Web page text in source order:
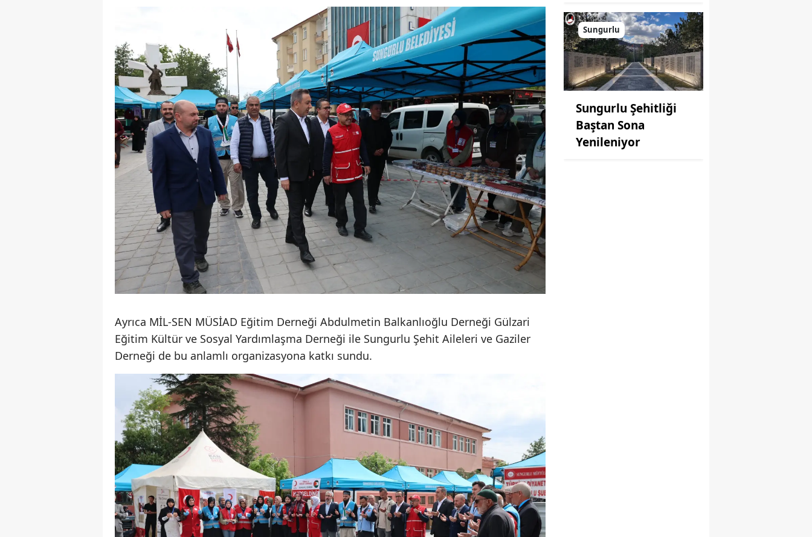
Mersin
İstanbul
İzmir
Kars
Kastamonu
Kayseri
Kırklareli
Kırşehir
Kocaeli
Kütahya
Malatya
Manisa
Muş
Nevşehir
Niğde
Ordu
Ayrıca MİL-SEN MÜSİAD Eğitim Derneği Abdulmetin Balkanlıoğlu Derneği Gülzari
Eğitim Kültür ve Sosyal Yardımlaşma Derneği ile Sungurlu Şehit Aileleri ve Gaziler
Derneği de bu anlamlı organizasyona katkı sundu.
Sungurlu
Sungurlu Şehitliği
Baştan Sona
Yenileniyor